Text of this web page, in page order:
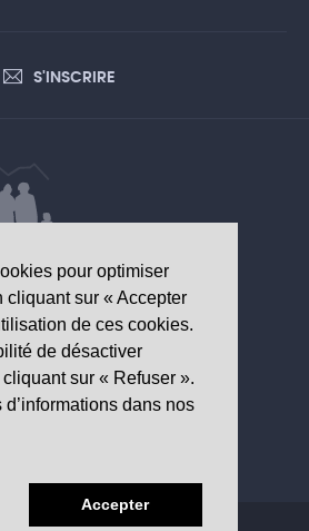
pour optimiser
cliquant sur « Accepter
de ces cookies.
de désactiver
sur « Refuser ».
dans nos
Accepter
S'INSCRIRE
D’INTÉRÊT SANITAIRE
valaisan de la santé
64
49 61